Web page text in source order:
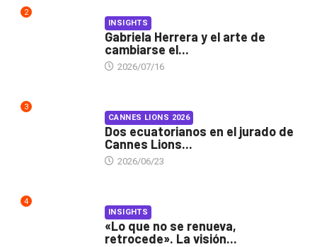
2
INSIGHTS
Gabriela Herrera y el arte de
cambiarse el...
2026/07/16
3
CANNES LIONS 2026
Dos ecuatorianos en el jurado de
Cannes Lions...
2026/06/23
4
INSIGHTS
«Lo que no se renueva,
retrocede». La visión...